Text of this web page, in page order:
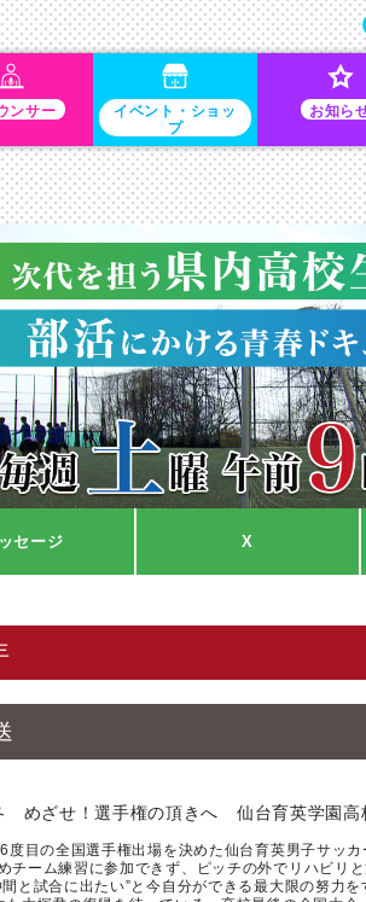
ンサー イベント・ショッ
プ
お知ら
セージ X
めざせ！選手権の頂きへ 仙台育英学園高
度目の全国選手権出場を決めた仙台育英男子サッ
チーム練習に参加できず、ピッチの外でリハビリ
間と試合に出たい”と今自分ができる最大限の努力を